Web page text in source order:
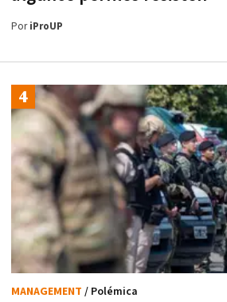
PoriProUP
MANAGEMENT / Polémica